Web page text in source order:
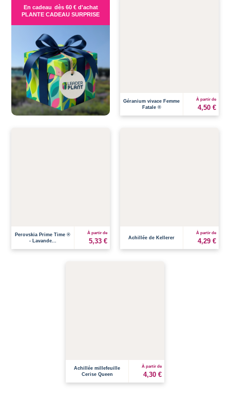
En cadeau dès 60 € d'achat
PLANTE CADEAU SURPRISE
Géranium vivace Femme
Fatale ®
À partir de
4,50 €
Perovskia Prime Time ®
- Lavande...
À partir de
5,33 € Achillée de Kellerer
À partir de
4,29 €
Achillée millefeuille
Cerise Queen
À partir de
4,30 €